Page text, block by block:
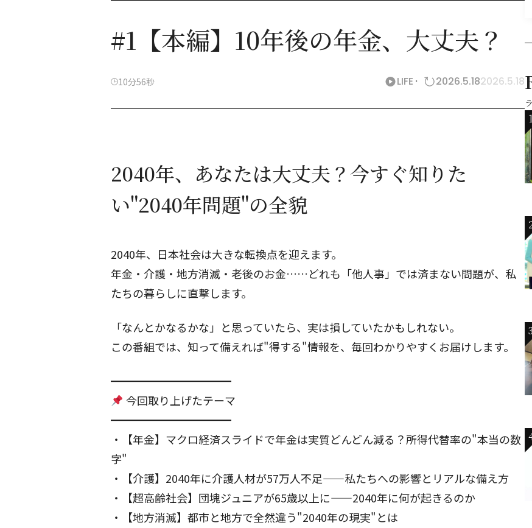
#1【本編】10年後の年金、大丈夫？
10分56秒 LIFE 2026.5.182026.5.18
2040年、あなたは大丈夫？今すぐ知りた
い"2040年問題"の全貌
2040年、日本社会は大きな転換点を迎えます。
年金・介護・地方消滅・老後のお金……どれも「他人事」では済まない問題が、私
たちの暮らしに直撃します。
「なんとかなるかな」と思っていたら、実は損していたかもしれない。
この番組では、知って備えれば"得する"情報を、毎回わかりやすくお届けします。
━━━━━━━━━━━
今回取り上げたテーマ
━━━━━━━━━━━
・【年金】マクロ経済スライドで年金は実質どんどん減る？所得代替率の"本当の数
字"
・【介護】2040年に介護人材が57万人不足——私たちへの影響とリアルな備え方
・【超高齢社会】団塊ジュニアが65歳以上に——2040年に何が起きるのか
・【地方消滅】都市と地方で全然違う"2040年の現実"とは
1
3